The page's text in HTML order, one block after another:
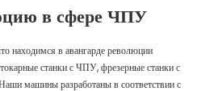
в сфере ЧПУ
находимся в авангарде революции
станки с ЧПУ, фрезерные станки с
машины разработаны в соответствии с